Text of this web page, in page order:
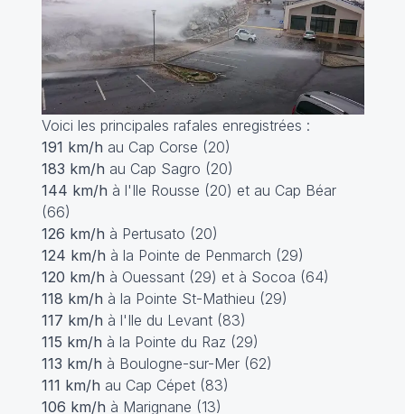
Voici les principales rafales enregistrées :
191 km/h au Cap Corse (20)
183 km/h au Cap Sagro (20)
144 km/h à l'Ile Rousse (20) et au Cap Béar
(66)
126 km/h à Pertusato (20)
124 km/h à la Pointe de Penmarch (29)
120 km/h à Ouessant (29) et à Socoa (64)
118 km/h à la Pointe St-Mathieu (29)
117 km/h à l'Ile du Levant (83)
115 km/h à la Pointe du Raz (29)
113 km/h à Boulogne-sur-Mer (62)
111 km/h au Cap Cépet (83)
106 km/h à Marignane (13)